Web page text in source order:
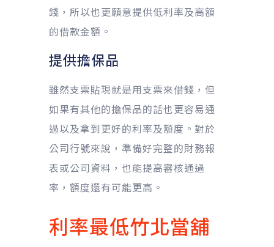
錢，所以也更願意提供低利率及高額
的借款金額。
提供擔保品
雖然支票貼現就是用支票來借錢，但
如果有其他的擔保品的話也更容易通
過以及拿到更好的利率及額度。對於
公司行號來說，準備好完整的財務報
表或公司資料，也能提高審核通過
率，額度還有可能更高。
利率最低竹北當舖